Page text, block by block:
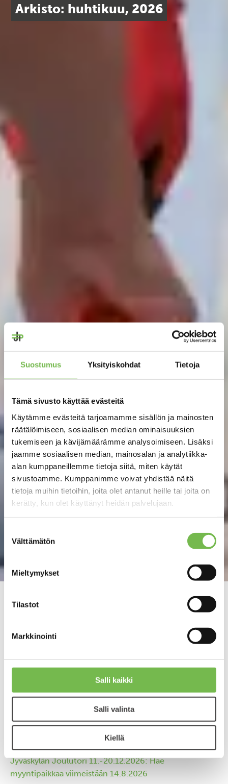
Suostumus Yksityiskohdat Tietoja
Tämä sivusto käyttää evästeitä
Käytämme evästeitä tarjoamamme sisällön ja mainosten
räätälöimiseen, sosiaalisen median ominaisuuksien
tukemiseen ja kävijämäärämme analysoimiseen. Lisäksi
jaamme sosiaalisen median, mainosalan ja analytiikka-
alan kumppaneillemme tietoja siitä, miten käytät
sivustoamme. Kumppanimme voivat yhdistää näitä
tietoja muihin tietoihin, joita olet antanut heille tai joita on
kerätty, kun olet käyttänyt heidän palvelujaan.
valinta
Välttämätön
Mieltymykset
Tilastot
Markkinointi
Salli kaikki
Salli valinta
Kiellä
Arkisto: huhtikuu, 2026
Sopimustuotteiden
Julkaistu 08.04.2026
Viimeisimmät uutiset
Jyväskylän Joulutori 11.-20.12.2026: Hae
myyntipaikkaa viimeistään 14.8.2026